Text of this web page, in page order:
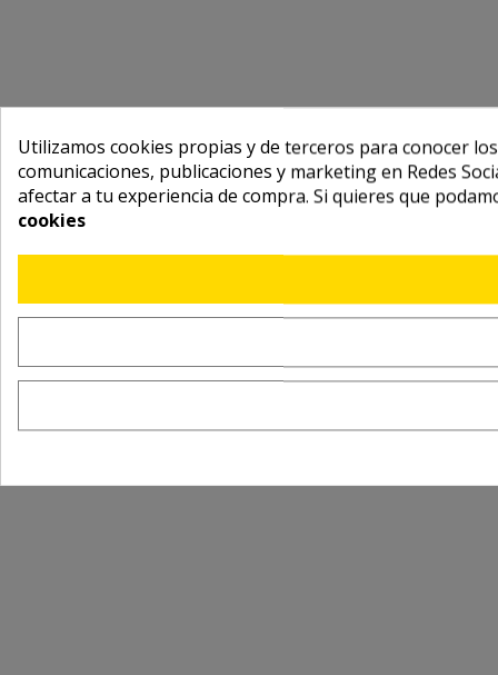
Utilizamos cookies propias y de terceros para conocer
comunicaciones, publicaciones y marketing en Redes
afectar a tu experiencia de compra. Si quieres que
cookies